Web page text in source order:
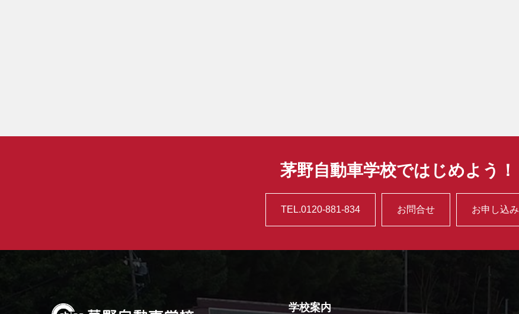
茅野自動車学校ではじめよう！
TEL.0120-881-834 お問合せ お申し込み
学校案内